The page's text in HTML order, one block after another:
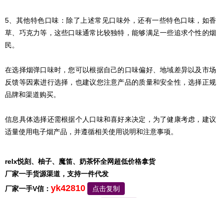
5、其他特色口味：除了上述常见口味外，还有一些特色口味，如香
草、巧克力等，这些口味通常比较独特，能够满足一些追求个性的烟
民。
在选择烟弹口味时，您可以根据自己的口味偏好、地域差异以及市场
反馈等因素进行选择，也建议您注意产品的质量和安全性，选择正规
品牌和渠道购买。
信息具体选择还需根据个人口味和喜好来决定，为了健康考虑，建议
适量使用电子烟产品，并遵循相关使用说明和注意事项。
relx悦刻、柚子、魔笛、奶茶怀全网超低价格拿货
厂家一手货源渠道，支持一件代发
厂家一手V信： yk42810
点击复制